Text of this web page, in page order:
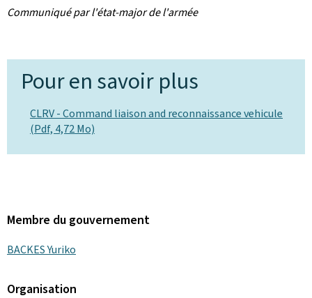
Communiqué par l'état-major de l'armée
Pour en savoir plus
CLRV - Command liaison and reconnaissance vehicule
(Pdf, 4,72 Mo)
Membre du gouvernement
BACKES Yuriko
Organisation